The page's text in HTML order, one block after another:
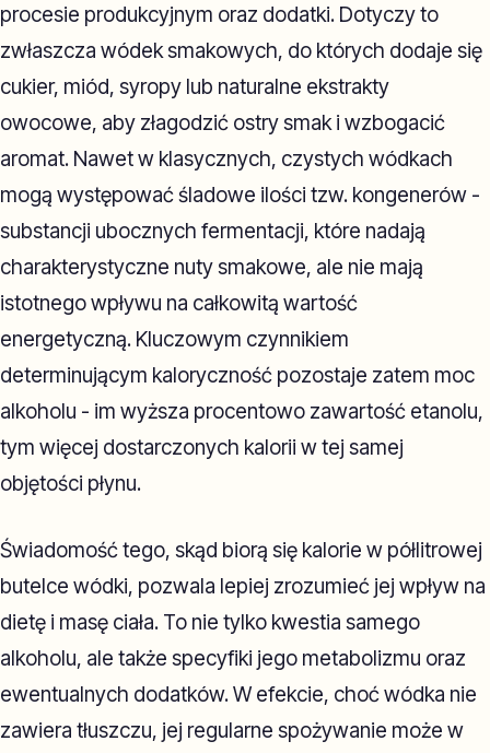
procesie produkcyjnym oraz dodatki. Dotyczy to
zwłaszcza wódek smakowych, do których dodaje się
cukier, miód, syropy lub naturalne ekstrakty
owocowe, aby złagodzić ostry smak i wzbogacić
aromat. Nawet w klasycznych, czystych wódkach
mogą występować śladowe ilości tzw. kongenerów -
substancji ubocznych fermentacji, które nadają
charakterystyczne nuty smakowe, ale nie mają
istotnego wpływu na całkowitą wartość
energetyczną. Kluczowym czynnikiem
determinującym kaloryczność pozostaje zatem moc
alkoholu - im wyższa procentowo zawartość etanolu,
tym więcej dostarczonych kalorii w tej samej
objętości płynu.
Świadomość tego, skąd biorą się kalorie w półlitrowej
butelce wódki, pozwala lepiej zrozumieć jej wpływ na
dietę i masę ciała. To nie tylko kwestia samego
alkoholu, ale także specyfiki jego metabolizmu oraz
ewentualnych dodatków. W efekcie, choć wódka nie
zawiera tłuszczu, jej regularne spożywanie może w